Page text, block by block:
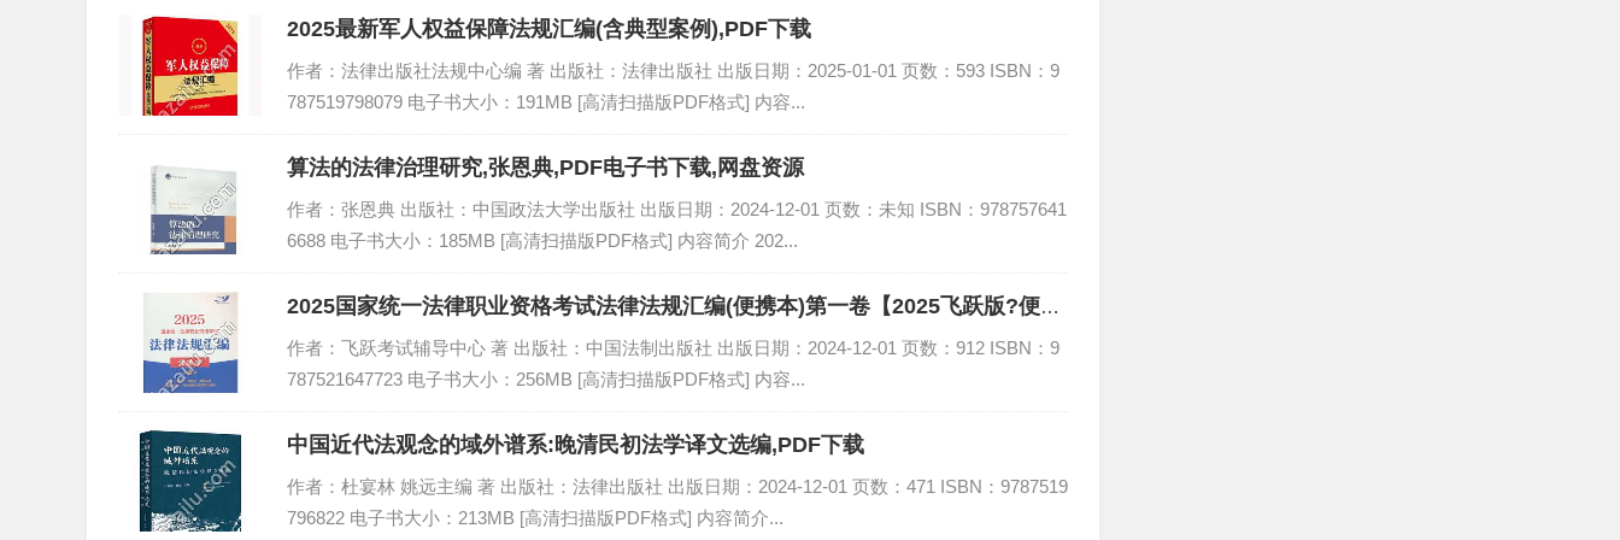
2025最新军人权益保障法规汇编(含典型案例),PDF下载
作者：法律出版社法规中心编 著 出版社：法律出版社 出版日期：2025-01-01 页数：593 ISBN：9
787519798079 电子书大小：191MB [高清扫描版PDF格式] 内容...
算法的法律治理研究,张恩典,PDF电子书下载,网盘资源
作者：张恩典 出版社：中国政法大学出版社 出版日期：2024-12-01 页数：未知 ISBN：978757641
6688 电子书大小：185MB [高清扫描版PDF格式] 内容简介 202...
2025国家统一法律职业资格考试法律法规汇编(便携本)第一卷【2025飞跃版?便…,
PDF
作者：飞跃考试辅导中心 著 出版社：中国法制出版社 出版日期：2024-12-01 页数：912 ISBN：9
787521647723 电子书大小：256MB [高清扫描版PDF格式] 内容...
中国近代法观念的域外谱系:晚清民初法学译文选编,PDF下载
作者：杜宴林 姚远主编 著 出版社：法律出版社 出版日期：2024-12-01 页数：471 ISBN：9787519
796822 电子书大小：213MB [高清扫描版PDF格式] 内容简介...